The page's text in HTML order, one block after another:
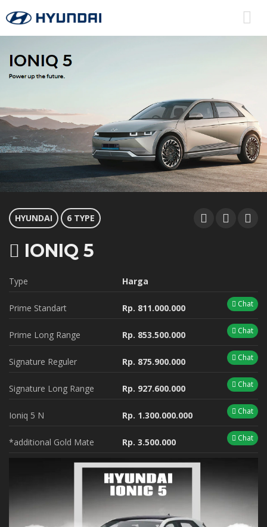
HYUNDAI 6 TYPE
IONIQ 5
Type Harga
Prime Standart Rp. 811.000.000 Chat
Prime Long Range Rp. 853.500.000 Chat
Signature Reguler Rp. 875.900.000 Chat
Signature Long Range Rp. 927.600.000 Chat
Ioniq 5 N Rp. 1.300.000.000 Chat
*additional Gold Mate Rp. 3.500.000 Chat